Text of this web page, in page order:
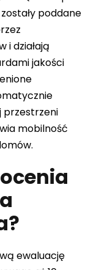
poddane
i działają
jakości
przestrzeni
mobilność
ewaluację